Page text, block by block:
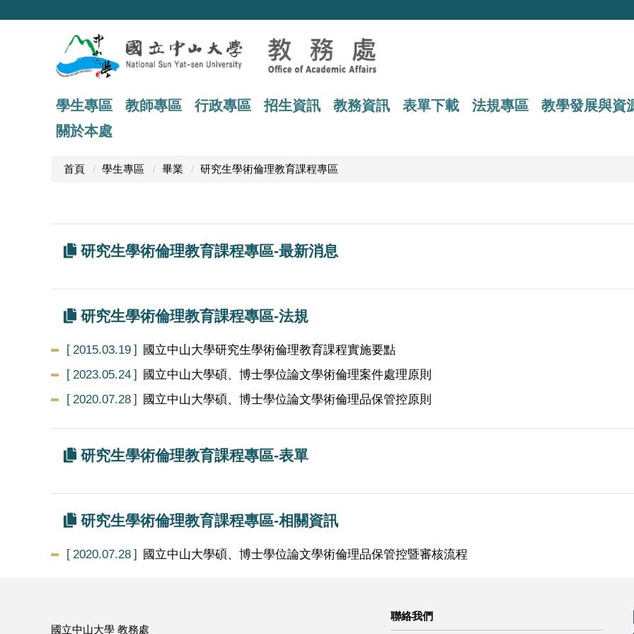
學生專區 教師專區 行政專區 招生資訊 教務資訊 表單下載 法規專區
教學發展與資
關於本處
首頁 學生專區 畢業 研究生學術倫理教育課程專區
研究生學術倫理教育課程專區-最新消息
研究生學術倫理教育課程專區-法規
2015.03.19 國立中山大學研究生學術倫理教育課程實施要點
2023.05.24 國立中山大學碩、博士學位論文學術倫理案件處理原則
2020.07.28 國立中山大學碩、博士學位論文學術倫理品保管控原則
研究生學術倫理教育課程專區-表單
研究生學術倫理教育課程專區-相關資訊
2020.07.28 國立中山大學碩、博士學位論文學術倫理品保管控暨審核流程
國立中山大學 教務處
聯絡我們